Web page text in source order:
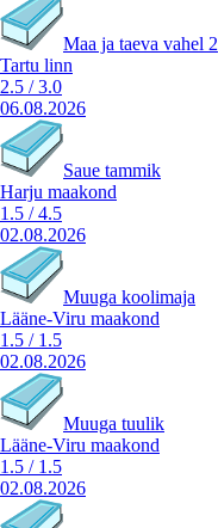
Maa ja taeva vahel 2
Tartu linn
2.5 /3.0
06.08.2026
Saue tammik
Harju maakond
1.5 /4.5
02.08.2026
Muuga koolimaja
Lääne-Viru maakond
1.5 / 1.5
02.08.2026
Muuga tuulik
Lääne-Viru maakond
1.5 / 1.5
02.08.2026